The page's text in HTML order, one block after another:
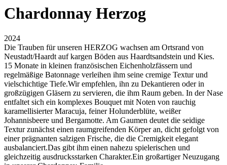
Chardonnay Herzog
2024
Die Trauben für unseren HERZOG wachsen am Ortsrand von
Neustadt/Haardt auf kargen Böden aus Haardtsandstein und Kies.
15 Monate in kleinen französischen Eichenholzfässern und
regelmäßige Batonnage verleihen ihm seine cremige Textur und
vielschichtige Tiefe.Wir empfehlen, ihn zu Dekantieren oder in
großzügigen Gläsern zu servieren, die ihm Raum geben. In der Nase
entfaltet sich ein komplexes Bouquet mit Noten von rauchig
karamellisierter Maracuja, feiner Holunderblüte, weißer
Johannisbeere und Bergamotte. Am Gaumen deutet die seidige
Textur zunächst einen raumgreifenden Körper an, dicht gefolgt von
einer prägnanten salzigen Frische, die die Cremigkeit elegant
ausbalanciert.Das gibt ihm einen nahezu spielerischen und
gleichzeitig ausdrucksstarken Charakter.Ein großartiger Neuzugang